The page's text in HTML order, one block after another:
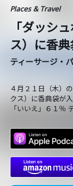
Places & Travel
「ダッシ
ス）に香典
ティーサージ・
４月２１日（木）
クス）に香典袋が
「いいえ」６１％